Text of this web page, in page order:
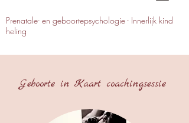
Prenatale- en geboortepsychologie - Innerlijk kind
heling
Geboorte in Kaart coachingsessie